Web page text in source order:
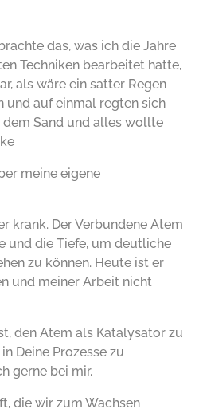
das, was ich die Jahre
Techniken bearbeitet hatte,
als wäre ein satter Regen
und auf einmal regten sich
Sand und alles wollte
meine eigene
krank. Der Verbundene Atem
und die Tiefe, um deutliche
zu können. Heute ist er
und meiner Arbeit nicht
den Atem als Katalysator zu
Deine Prozesse zu
gerne bei mir.
die wir zum Wachsen